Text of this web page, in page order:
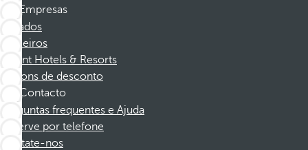
Empresas
Afiliados
Parceiros
Dorint Hotels & Resorts
Cupons de desconto
Contacto
Perguntas frequentes e Ajuda
Reserve por telefone
Contate-nos